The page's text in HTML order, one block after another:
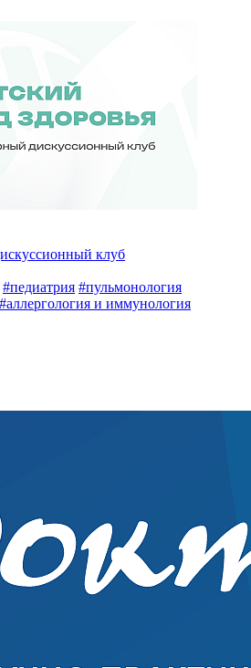
клуб
#педиатрия #пульмонология
#аллергология и иммунология